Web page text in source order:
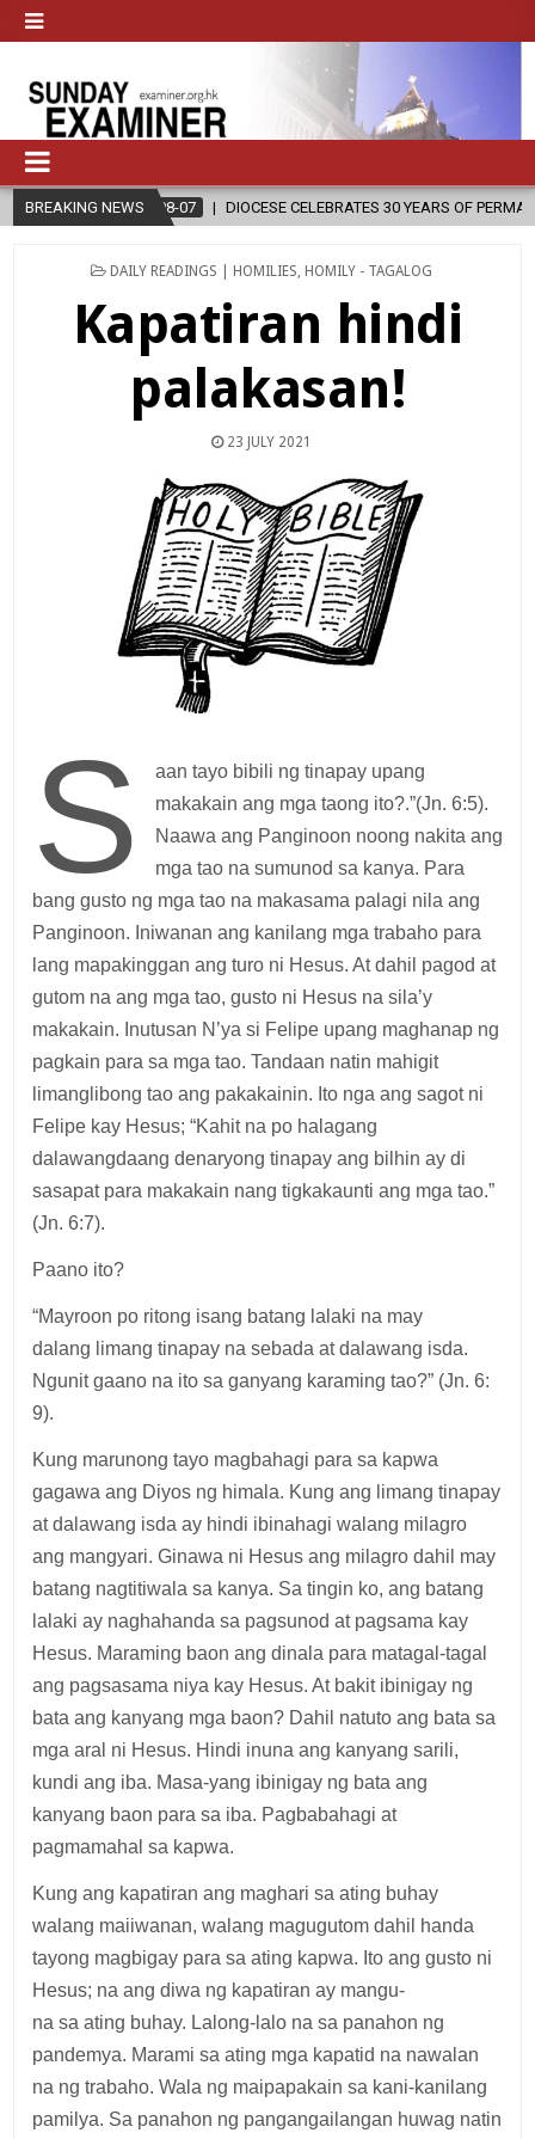
BREAKING NEWS
08-07 DIOCESE CELEBRATES 30 YEARS OF PERMANENT DIACONATE
POSTED
DAILY READINGS | HOMILIES HOMILY - TAGALOG
Kapatiran hindi
palakasan!
23 JULY 2021
S
aan tayo bibili ng tinapay upang
makakain ang mga taong ito?.”(Jn. 6:5).
Naawa ang Panginoon noong nakita ang
mga tao na sumunod sa kanya. Para
bang gusto ng mga tao na makasama palagi nila ang
Panginoon. Iniwanan ang kanilang mga trabaho para
lang mapakinggan ang turo ni Hesus. At dahil pagod at
gutom na ang mga tao, gusto ni Hesus na sila’y
makakain. Inutusan N’ya si Felipe upang maghanap ng
pagkain para sa mga tao. Tandaan natin mahigit
limanglibong tao ang pakakainin. Ito nga ang sagot ni
Felipe kay Hesus; “Kahit na po halagang
dalawangdaang denaryong tinapay ang bilhin ay di
sasapat para makakain nang tigkakaunti ang mga tao.”
(Jn. 6:7).
Paano ito?
“Mayroon po ritong isang batang lalaki na may
dalang limang tinapay na sebada at dalawang isda.
Ngunit gaano na ito sa ganyang karaming tao?” (Jn. 6:
9).
Kung marunong tayo magbahagi para sa kapwa
gagawa ang Diyos ng himala. Kung ang limang tinapay
at dalawang isda ay hindi ibinahagi walang milagro
ang mangyari. Ginawa ni Hesus ang milagro dahil may
batang nagtitiwala sa kanya. Sa tingin ko, ang batang
lalaki ay naghahanda sa pagsunod at pagsama kay
Hesus. Maraming baon ang dinala para matagal-tagal
ang pagsasama niya kay Hesus. At bakit ibinigay ng
bata ang kanyang mga baon? Dahil natuto ang bata sa
mga aral ni Hesus. Hindi inuna ang kanyang sarili,
kundi ang iba. Masa-yang ibinigay ng bata ang
kanyang baon para sa iba. Pagbabahagi at
pagmamahal sa kapwa.
Kung ang kapatiran ang maghari sa ating buhay
walang maiiwanan, walang magugutom dahil handa
tayong magbigay para sa ating kapwa. Ito ang gusto ni
Hesus; na ang diwa ng kapatiran ay mangu-
na sa ating buhay. Lalong-lalo na sa panahon ng
pandemya. Marami sa ating mga kapatid na nawalan
na ng trabaho. Wala ng maipapakain sa kani-kanilang
pamilya. Sa panahon ng pangangailangan huwag natin